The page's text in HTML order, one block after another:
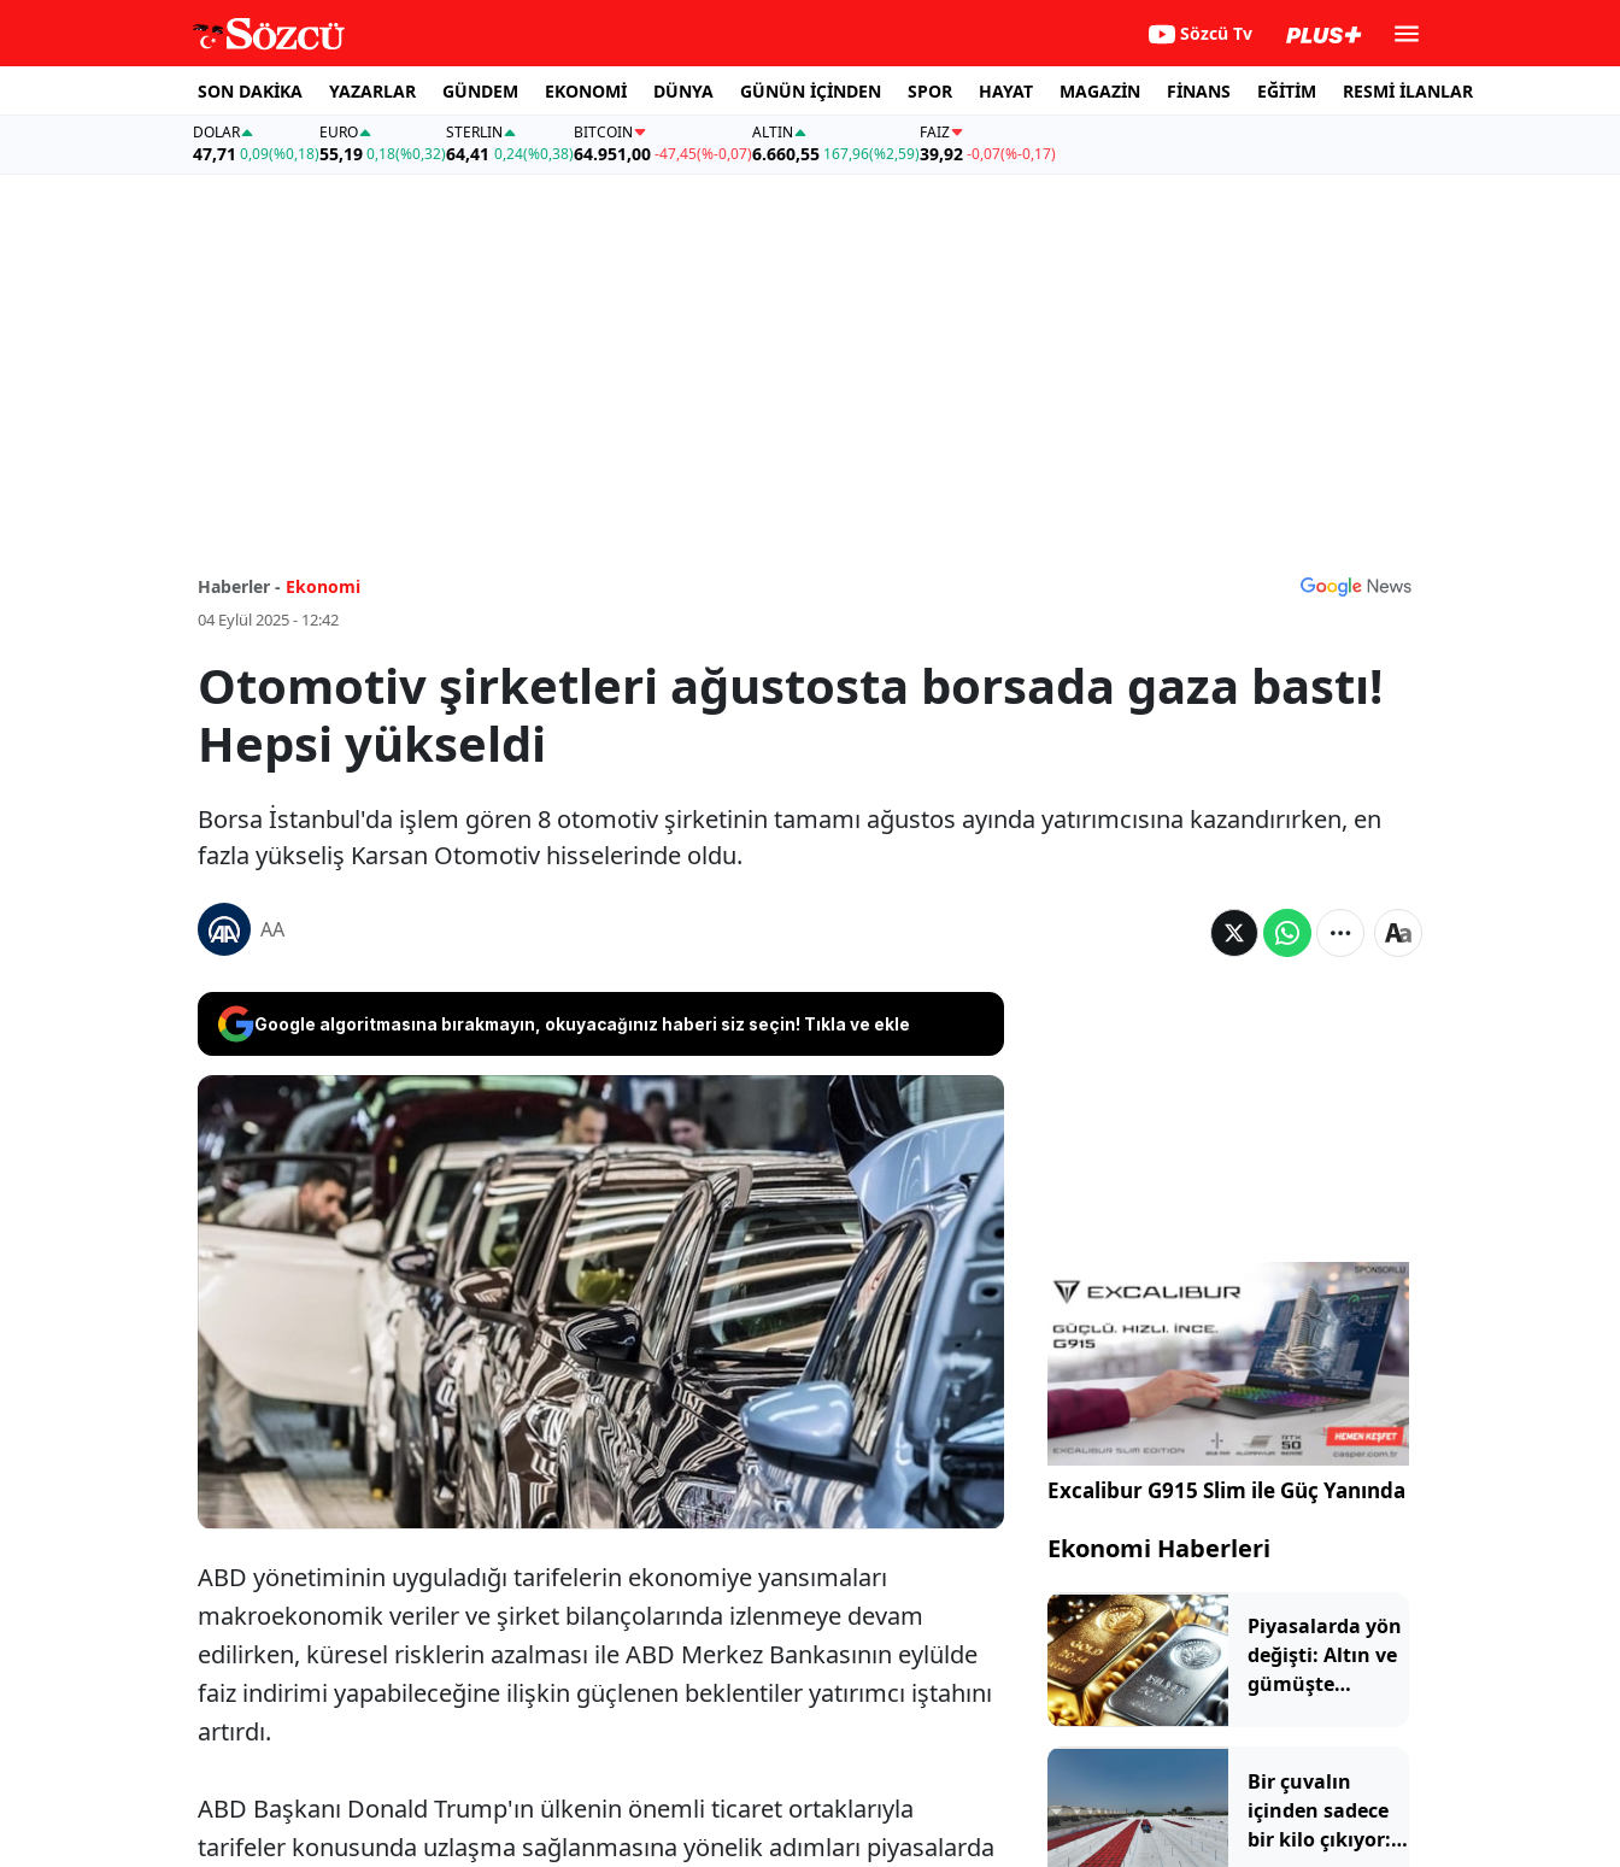
Sözcü Tv
SON DAKİKA YAZARLAR GÜNDEM EKONOMİ DÜNYA GÜNÜN İÇİNDEN SPOR HAYAT MAGAZİN FİNANS EĞİTİM RESMİ İLANLAR
DOLAR
47,71 0,09(%0,18)
EURO
55,19 0,18(%0,32)
STERLIN
64,41 0,24(%0,38)
BITCOIN
64.951,00-47,45(%-0,07)
ALTIN
6.660,55 167,96(%2,59)
FAİZ
39,92-0,07(%-0,17)
Haberler - Ekonomi
04 Eylül 2025 - 12:42
Otomotiv şirketleri ağustosta borsada gaza bastı!
Hepsi yükseldi
Borsa İstanbul'da işlem gören 8 otomotiv şirketinin tamamı ağustos ayında yatırımcısına kazandırırken, en
fazla yükseliş Karsan Otomotiv hisselerinde oldu.
AA
Google algoritmasına bırakmayın, okuyacağınız haberi siz seçin! Tıkla ve ekle
Borsa İstanbul'da işlem gören 8 otomotiv şirketinin
tamamı ağustos ayında yatırımcısına kazandırırken, en
fazla yükseliş Karsan Otomotiv hisselerinde oldu.
ABD yönetiminin uyguladığı tarifelerin ekonomiye yansımaları
makroekonomik veriler ve şirket bilançolarında izlenmeye devam
edilirken, küresel risklerin azalması ile ABD Merkez Bankasının eylülde
faiz indirimi yapabileceğine ilişkin güçlenen beklentiler yatırımcı iştahını
artırdı.
ABD Başkanı Donald Trump'ın ülkenin önemli ticaret ortaklarıyla
tarifeler konusunda uzlaşma sağlanmasına yönelik adımları piyasalarda
Excalibur G915 Slim ile Güç Yanında
Ekonomi Haberleri
Piyasalarda yön
değişti: Altın ve
gümüşte
görülmedi
Bir çuvalın
içinden sadece
bir kilo çıkıyor: